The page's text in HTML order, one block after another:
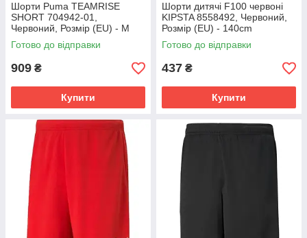
Шорти Puma TEAMRISE
SHORT 704942-01,
Червоний, Розмір (EU) - M
Готово до відправки
909 ₴
Купити
Шорти дитячі F100 червоні
KIPSTA 8558492, Червоний,
Розмір (EU) - 140cm
Готово до відправки
437 ₴
Купити